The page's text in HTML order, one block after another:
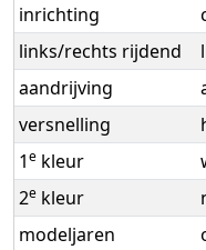
inrichting
links/rechts rijdend
aandrijving
versnelling
1e kleur
2e kleur
modeljaren